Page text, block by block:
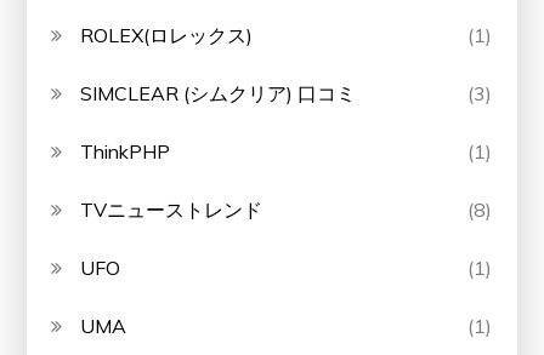
ROLEX(ロレックス) (1)
SIMCLEAR (シムクリア) 口コミ (3)
ThinkPHP (1)
TVニューストレンド (8)
UFO (1)
UMA (1)